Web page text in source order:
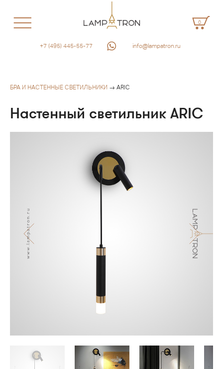
0
+7 (495) 445-55-77 info@lampatron.ru
БРА И НАСТЕННЫЕ СВЕТИЛЬНИКИ → ARIC
Настенный светильник ARIC